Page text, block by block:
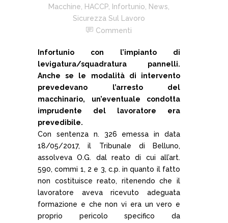
Macchine
HACCP, Infortunio News
Sicurezza Sul Lavoro
Commenti
Infortunio con l’impianto di
levigatura/squadratura pannelli.
Anche se le modalità di intervento
prevedevano l’arresto del
macchinario, un’eventuale condotta
imprudente del lavoratore era
prevedibile.
Con sentenza n. 326 emessa in data
18/05/2017, il Tribunale di Belluno,
assolveva O.G. dal reato di cui all’art.
590, commi 1, 2 e 3, c.p. in quanto il fatto
non costituisce reato, ritenendo che il
lavoratore aveva ricevuto adeguata
formazione e che non vi era un vero e
proprio pericolo specifico da